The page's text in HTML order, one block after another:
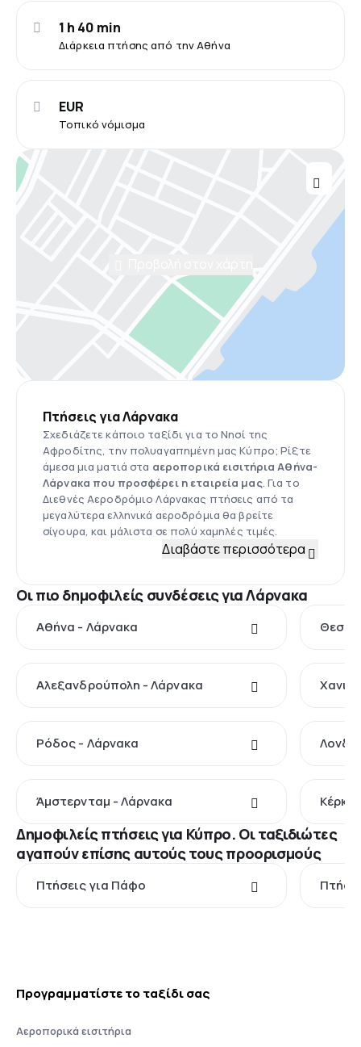
Διάρκεια πτήσης από την Αθήνα
1 h 40 min
Τοπικό νόμισμα
EUR
Πτήσεις για Λάρνακα
Σχεδιάζετε κάποιο ταξίδι για το Νησί της
Αφροδίτης, την πολυαγαπημένη μας Κύπρο; Ρίξτε
άμεσα μια ματιά στα αεροπορικά εισιτήρια Αθήνα-
Λάρνακα που προσφέρει η εταιρεία μας. Για το
Διεθνές Αεροδρόμιο Λάρνακας πτήσεις από τα
μεγαλύτερα ελληνικά αεροδρόμια θα βρείτε
σίγουρα, και μάλιστα σε πολύ χαμηλές τιμές.
Διαβάστε περισσότερα
Οι πιο δημοφιλείς συνδέσεις για Λάρνακα
Αθήνα - Λάρνακα
Αλεξανδρούπολη - Λάρνακα Χανιά
Ρόδος - Λάρνακα
Άμστερνταμ - Λάρνακα
Δημοφιλείς πτήσεις για Κύπρο. Οι ταξιδιώτες
αγαπούν επίσης αυτούς τους προορισμούς
Πτήσεις για Πάφο
Προγραμματίστε το ταξίδι σας
Αεροπορικά εισιτήρια